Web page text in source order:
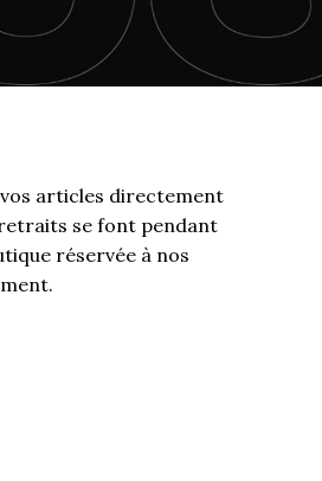
articles directement
se font pendant
réservée à nos